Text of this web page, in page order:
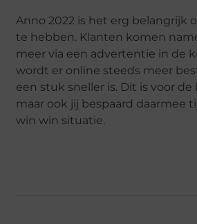
Anno 2022 is het erg belangrijk
te hebben. Klanten komen
meer via een advertentie in de
wordt er online steeds meer
een stuk sneller is. Dit is voor
maar ook jij bespaard daarmee
win win situatie.